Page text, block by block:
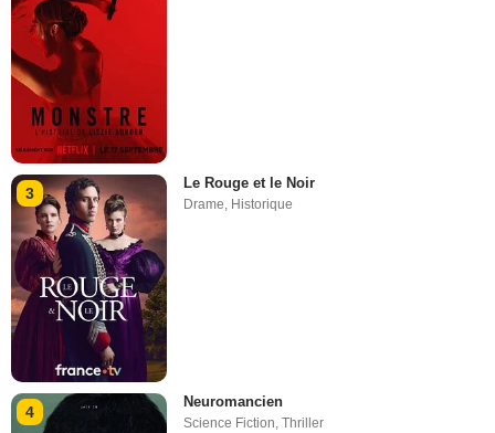
3
Le Rouge et le Noir
Drame, Historique
4
Neuromancien
Science Fiction,Thriller